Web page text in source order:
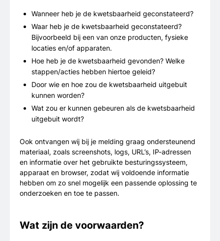
Wanneer heb je de kwetsbaarheid geconstateerd?
Waar heb je de kwetsbaarheid geconstateerd?
Bijvoorbeeld bij een van onze producten, fysieke
locaties en/of apparaten.
Hoe heb je de kwetsbaarheid gevonden? Welke
stappen/acties hebben hiertoe geleid?
Door wie en hoe zou de kwetsbaarheid uitgebuit
kunnen worden?
Wat zou er kunnen gebeuren als de kwetsbaarheid
uitgebuit wordt?
Ook ontvangen wij bij je melding graag ondersteunend
materiaal, zoals screenshots, logs, URL’s, IP-adressen
en informatie over het gebruikte besturingssysteem,
apparaat en browser, zodat wij voldoende informatie
hebben om zo snel mogelijk een passende oplossing te
onderzoeken en toe te passen.
Wat zijn de voorwaarden?